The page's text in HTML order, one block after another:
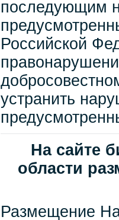
последующим
Российской
устранить
На сайте
области
Размещение